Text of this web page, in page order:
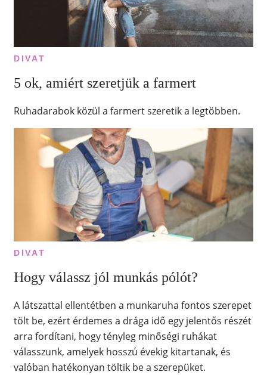
DIVAT
5 ok, amiért szeretjük a farmert
Ruhadarabok közül a farmert szeretik a legtöbben.
DIVAT
Hogy válassz jól munkás pólót?
A látszattal ellentétben a munkaruha fontos szerepet
tölt be, ezért érdemes a drága idő egy jelentős részét
arra fordítani, hogy tényleg minőségi ruhákat
válasszunk, amelyek hosszú évekig kitartanak, és
valóban hatékonyan töltik be a szerepüket.